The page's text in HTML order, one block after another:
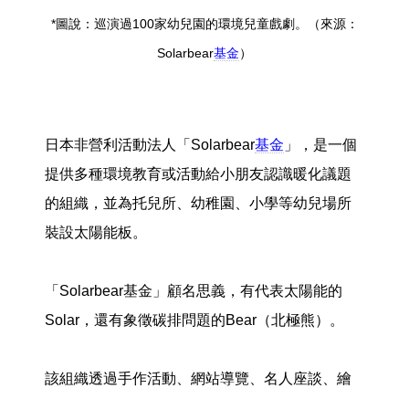
*圖說：巡演過100家幼兒園的環境兒童戲劇。（來源：
Solarbear基金）
日本非營利活動法人「Solarbear基金 」，是一個
提供多種環境教育或活動給小朋友認識暖化議題
的組織，並為托兒所、幼稚園、小學等幼兒場所
裝設太陽能板。
「Solarbear基金」顧名思義，有代表太陽能的
Solar，還有象徵碳排問題的Bear（北極熊）。
該組織透過手作活動、網站導覽、名人座談、繪